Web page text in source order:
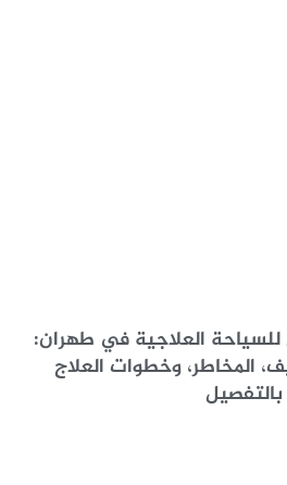
للسياحة العلاجية في طهران:
المخاطر، وخطوات العلاج
بالتفصيل